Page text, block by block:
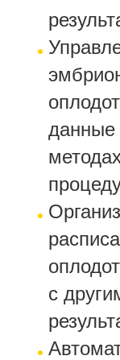
данные
с